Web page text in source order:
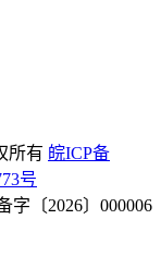
所有 皖ICP备
号
字〔2026〕000006